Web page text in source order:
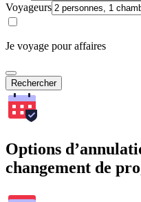
Voyageurs
Je voyage pour affaires
Rechercher
Options
changement de